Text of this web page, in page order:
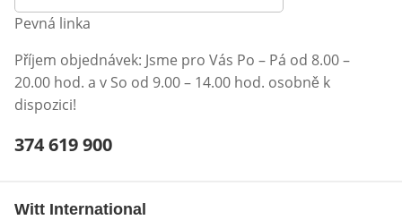
Pevná linka
Příjem objednávek: Jsme pro Vás Po – Pá od 8.00 –
20.00 hod. a v So od 9.00 – 14.00 hod. osobně k
dispozici!
Telefonní číslo:
374 619 900
Witt International